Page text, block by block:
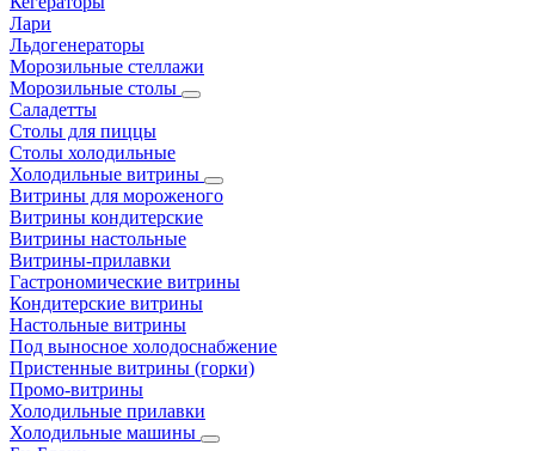
Лари
Льдогенераторы
Морозильные стеллажи
Морозильные столы
Саладетты
Столы для пиццы
Столы холодильные
Холодильные витрины
Витрины для мороженого
Витрины кондитерские
Витрины настольные
Витрины-прилавки
Гастрономические витрины
Кондитерские витрины
Настольные витрины
Под выносное холодоснабжение
Пристенные витрины (горки)
Промо-витрины
Холодильные прилавки
Холодильные машины